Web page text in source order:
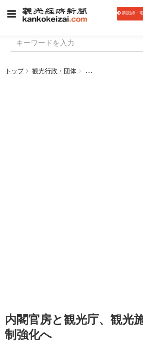
購読(紙・
トップ 観光行政・団体 内閣官房と観光庁
内閣官房と観光庁、観光
制強化へ